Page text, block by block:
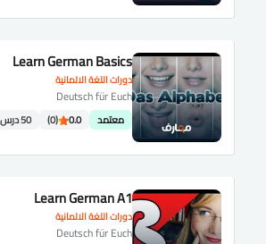
دورات اللغة الالمانية
Learn German Basics
Deutsch für Euch
معتمد 0.0
(0) 50 درس
دورات اللغة الالمانية
Learn German A1
Deutsch für Euch